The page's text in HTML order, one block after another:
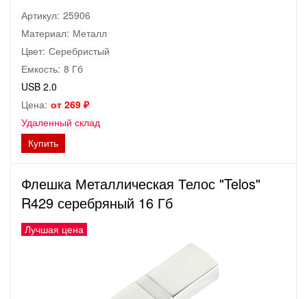
Артикул: 25906
Материал: Металл
Цвет: Серебристый
Емкость: 8 Гб
USB 2.0
Цена: от 269 ₽
Удаленный склад
Купить
Флешка Металлическая Телос "Telos"
R429 серебряный 16 Гб
Лучшая цена